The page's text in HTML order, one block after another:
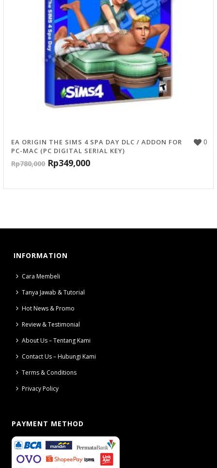
0
EA ORIGIN THE SIMS 4 SPA DAY DLC / ADDON FOR
PC-MAC (PC DIGITAL SERIAL KEY)
Rp780,000 Rp349,000
INFORMATION
Cara Membeli
Tanya Jawab & Tutorial
Hot News & Promo
Review & Testimonial
About Us – Tentang Kami
Contact Us – Hubungi Kami
Terms & Conditions
Privacy Policy
PAYMENT METHOD